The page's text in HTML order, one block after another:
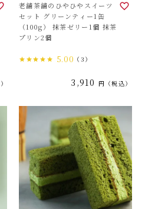
老舗茶舗のひやひやスイーツ
セット グリーンティー1缶
（100g） 抹茶ゼリー1個 抹茶
プリン2個
5.00 （3）
3,910 税込